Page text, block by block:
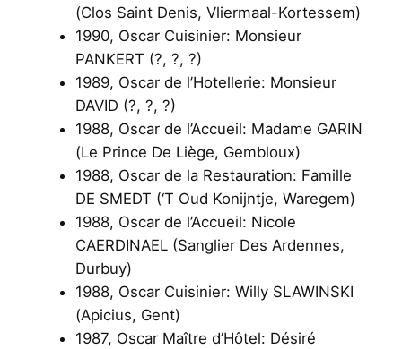
(Clos Saint Denis, Vliermaal-Kortessem)
1990, Oscar Cuisinier: Monsieur
PANKERT (?, ?, ?)
1989, Oscar de l’Hotellerie: Monsieur
DAVID (?, ?, ?)
1988, Oscar de l’Accueil: Madame GARIN
(Le Prince De Liège, Gembloux)
1988, Oscar de la Restauration: Famille
DE SMEDT (‘T Oud Konijntje, Waregem)
1988, Oscar de l’Accueil: Nicole
CAERDINAEL (Sanglier Des Ardennes,
Durbuy)
1988, Oscar Cuisinier: Willy SLAWINSKI
(Apicius, Gent)
1987, Oscar Maître d’Hôtel: Désiré